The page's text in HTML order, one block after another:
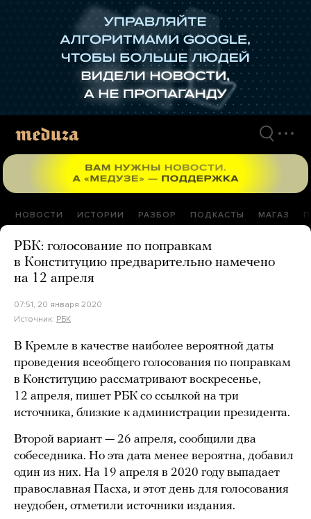
НОВОСТИ ИСТОРИИ РАЗБОР ПОДКАСТЫ МАГАЗ
РБК: голосование по поправкам
в Конституцию предварительно намечено
на 12 апреля
07:51, 20 января 2020
Источник: РБК
В Кремле в качестве наиболее вероятной даты
проведения всеобщего голосования по поправкам
в Конституцию рассматривают воскресенье,
12 апреля, пишет РБК со ссылкой на три
источника, близкие к администрации президента.
Второй вариант — 26 апреля, сообщили два
собеседника. Но эта дата менее вероятна, добавил
один из них. На 19 апреля в 2020 году выпадает
православная Пасха, и этот день для голосования
неудобен, отметили источники издания.